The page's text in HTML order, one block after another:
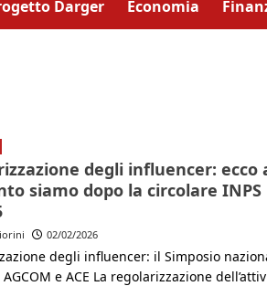
Darger Economia
degli influencer: ecco
siamo dopo la circolare INPS
02/02/2026
degli influencer: il Simposio
AGCOM e ACE La regolarizzazione